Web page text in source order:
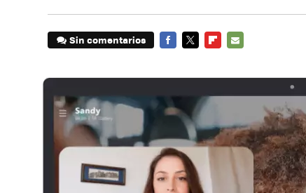
Sin comentarios